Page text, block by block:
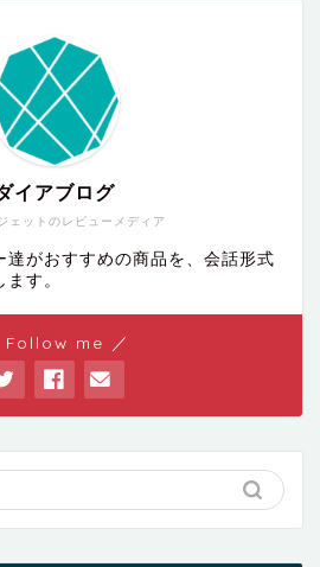
ェットのレビューメディア
イアブログ
達がおすすめの商品を、会話形式
す。
Follow me ／